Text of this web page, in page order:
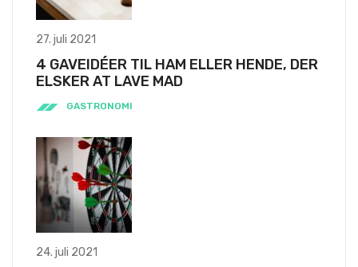
27. juli 2021
4 GAVEIDÉER TIL HAM ELLER HENDE, DER
ELSKER AT LAVE MAD
GASTRONOMI
24. juli 2021